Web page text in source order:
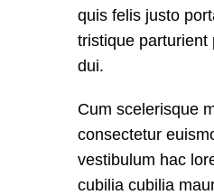
quis felis justo
tristique parturient
dui.
Cum scelerisque
consectetur
vestibulum hac
cubilia cubilia